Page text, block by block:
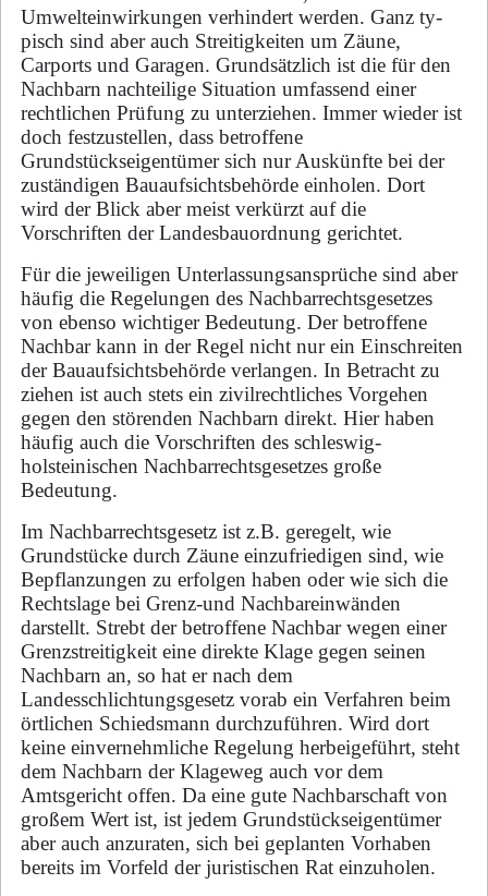
Umwelteinwirkungen verhindert werden. Ganz ty­
pisch sind aber auch Strei­tig­kei­ten um Zäune,
Carports und Garagen. Grundsätzlich ist die für den
Nachbarn nachteilige Si­tua­ti­on umfassend einer
rechtlichen Prüfung zu unterziehen. Im­mer wieder ist
doch festzustellen, dass betroffene
Grundstückseigentümer sich nur Auskünfte bei der
zuständigen Bau­auf­sichts­be­hör­de einholen. Dort
wird der Blick aber meist verkürzt auf die
Vorschriften der Landesbauordnung ge­rich­tet.
Für die jeweiligen Unterlassungsansprüche sind aber
häufig die Regelungen des Nach­bar­rechts­ge­set­zes
von ebenso wichtiger Bedeutung. Der betroffene
Nachbar kann in der Regel nicht nur ein Ein­schrei­ten
der Bauaufsichtsbehörde verlangen. In Betracht zu
ziehen ist auch stets ein zi­vil­recht­li­ches Vorgehen
gegen den störenden Nachbarn direkt. Hier haben
häufig auch die Vor­schrif­ten des schleswig-
holsteinischen Nachbarrechtsgesetzes große
Bedeutung.
Im Nach­bar­rechts­ge­setz ist z.B. geregelt, wie
Grundstücke durch Zäune einzufriedigen sind, wie
Bepflanzungen zu er­fol­gen haben oder wie sich die
Rechtslage bei Grenz-und Nach­bar­einwän­den
darstellt. Strebt der be­trof­fe­ne Nachbar wegen einer
Grenzstreitigkeit eine direkte Klage gegen seinen
Nachbarn an, so hat er nach dem
Landesschlichtungsgesetz vorab ein Verfahren beim
örtlichen Schiedsmann durch­zu­füh­ren. Wird dort
keine einvernehmliche Regelung herbeigeführt, steht
dem Nachbarn der Kla­ge­weg auch vor dem
Amtsgericht offen. Da eine gute Nachbarschaft von
großem Wert ist, ist jedem Grundstückseigentümer
aber auch anzuraten, sich bei geplanten Vorhaben
bereits im Vorfeld der juristischen Rat einzuholen.